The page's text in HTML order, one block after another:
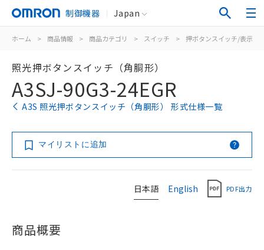
制御機器 Japan
ホーム > 商品情報 > 商品カテゴリ > スイッチ > 押ボタンスイッチ/表示灯
照光押ボタンスイッチ（角胴形）
A3SJ-90G3-24EGR
A3S 照光押ボタンスイッチ（角胴形） 形式仕様一覧
マイリストに追加
日本語 English PDF出力
商品概要